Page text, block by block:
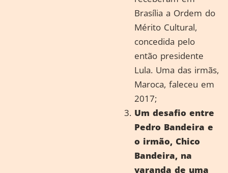
Brasília a Ordem do
Mérito Cultural,
concedida pelo
então presidente
Lula. Uma das irmãs,
Maroca, faleceu em
2017;
Um desafio entre
Pedro Bandeira e
o irmão, Chico
Bandeira, na
varanda de uma